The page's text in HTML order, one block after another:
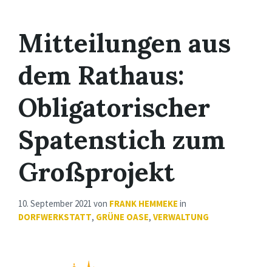
Mitteilungen aus
dem Rathaus:
Obligatorischer
Spatenstich zum
Großprojekt
10. September 2021 von FRANK HEMMEKE in
DORFWERKSTATT, GRÜNE OASE, VERWALTUNG